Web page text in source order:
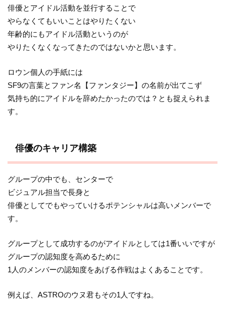
俳優とアイドル活動を並行することで
やらなくてもいいことはやりたくない
年齢的にもアイドル活動というのが
やりたくなくなってきたのではないかと思います。
ロウン個人の手紙には
SF9の言葉とファン名【ファンタジー】の名前が出てこず
気持ち的にアイドルを辞めたかったのでは？とも捉えられま
す。
俳優のキャリア構築
グループの中でも、センターで
ビジュアル担当で長身と
俳優としてでもやっていけるポテンシャルは高いメンバーで
す。
グループとして成功するのがアイドルとしては1番いいですが
グループの認知度を高めるために
1人のメンバーの認知度をあげる作戦はよくあることです。
例えば、ASTROのウヌ君もその1人ですね。